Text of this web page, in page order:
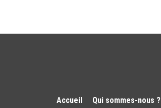
Accueil Qui sommes-nous ?